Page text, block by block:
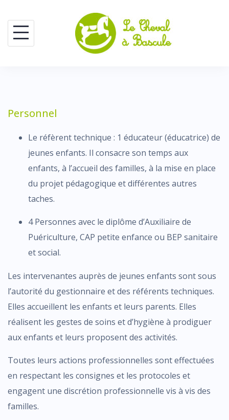
content
Personnel
Le réfèrent technique : 1 éducateur (éducatrice) de
jeunes enfants. Il consacre son temps aux
enfants, à l’accueil des familles, à la mise en place
du projet pédagogique et différentes autres
taches.
4 Personnes avec le diplôme d’Auxiliaire de
Puériculture, CAP petite enfance ou BEP sanitaire
et social.
Les intervenantes auprès de jeunes enfants sont sous
l’autorité du gestionnaire et des référents techniques.
Elles accueillent les enfants et leurs parents. Elles
réalisent les gestes de soins et d’hygiène à prodiguer
aux enfants et leurs proposent des activités.
Toutes leurs actions professionnelles sont effectuées
en respectant les consignes et les protocoles et
engagent une discrétion professionnelle vis à vis des
familles.